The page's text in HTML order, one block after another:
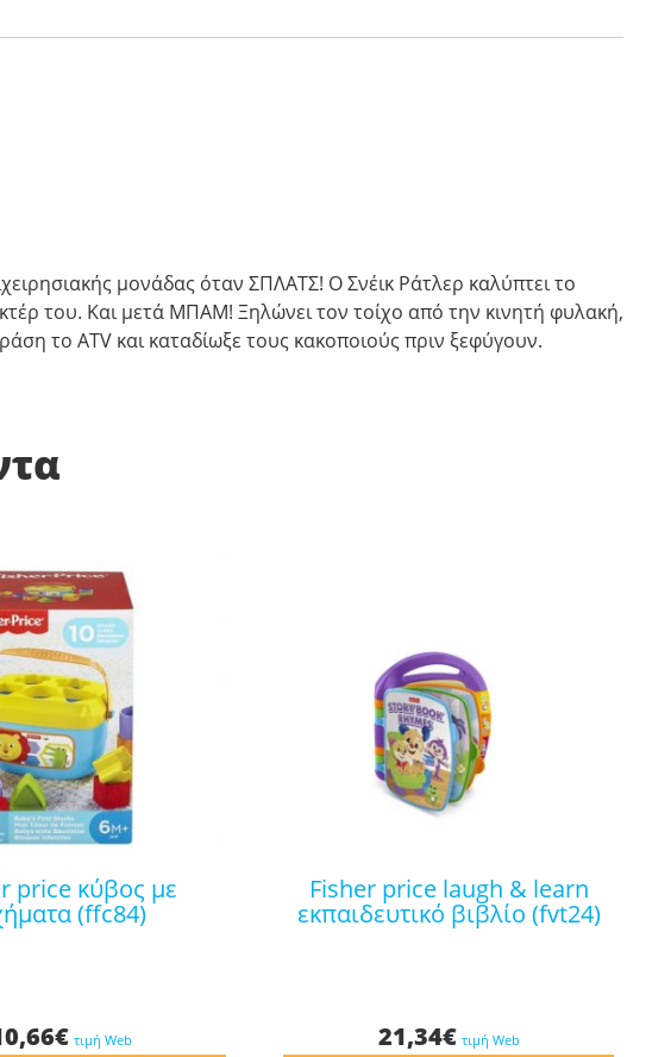
μονάδας όταν ΣΠΛΑΤΣ! Ο Σνέικ Ράτλερ καλύπτει το
του. Και μετά ΜΠΑΜ! Ξηλώνει τον τοίχο από την κινητή φυλακή,
το ATV και καταδίωξε τους κακοποιούς πριν ξεφύγουν.
(ffc84)
€ τιμή Web
fisher price laugh & learn
εκπαιδευτικό βιβλίο (fvt24)
21,34€ τιμή Web